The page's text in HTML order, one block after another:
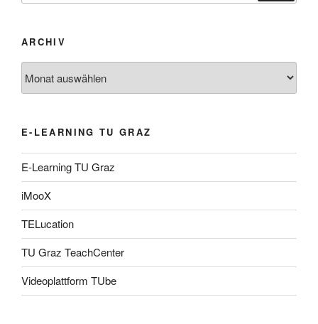
ARCHIV
E-LEARNING TU GRAZ
E-Learning TU Graz
iMooX
TELucation
TU Graz TeachCenter
Videoplattform TUbe